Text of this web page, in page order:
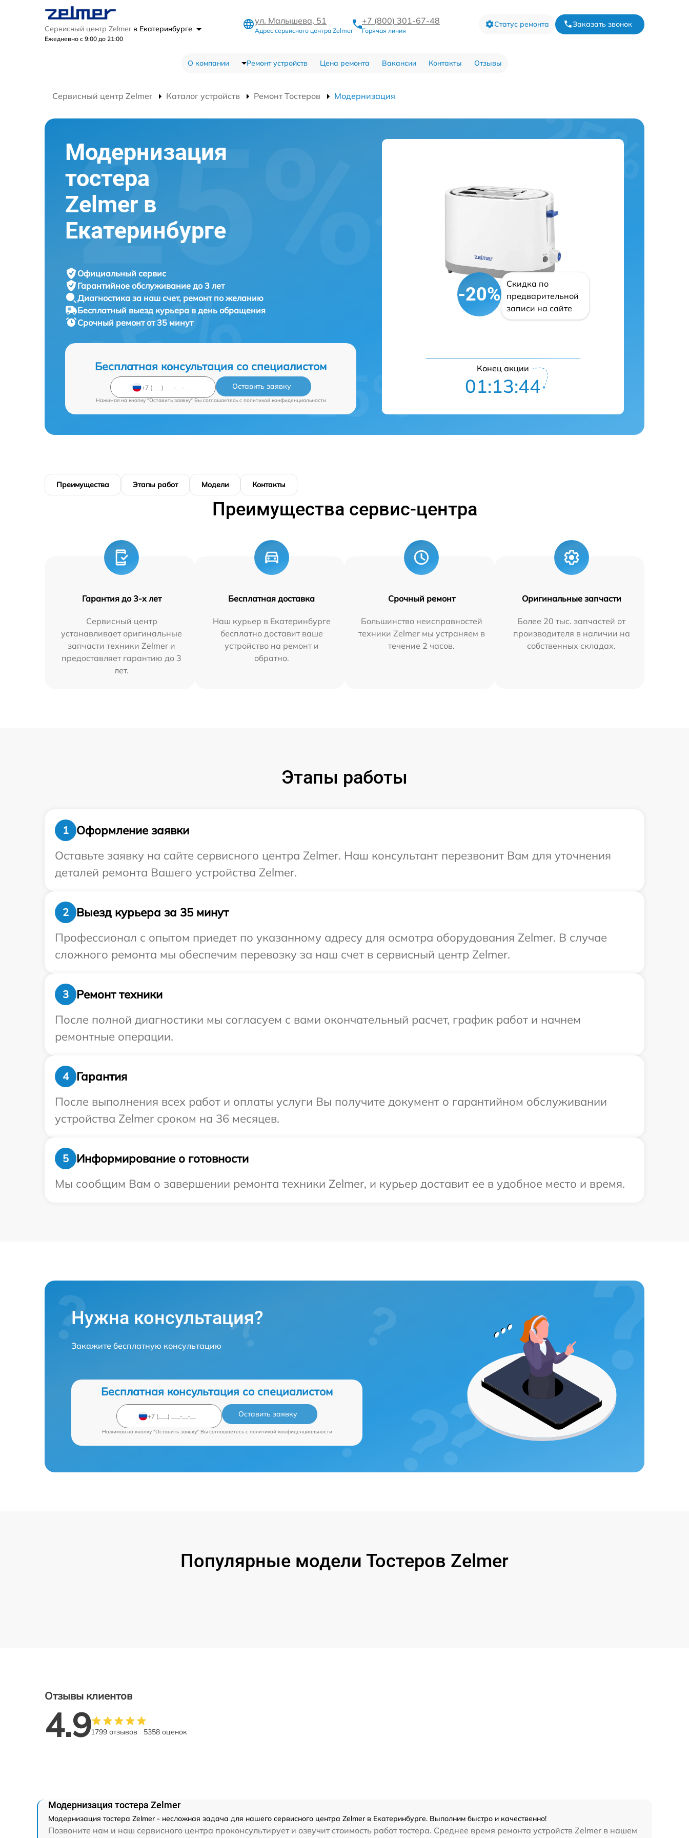
Сервисный центр Zelmer в Екатеринбурге
Ежедневно с 9:00 до 21:00
ул. Малышева, 51
Адрес сервисного центра Zelmer
+7 (800) 301-67-48
Горячая линия
Статус ремонта Заказать звонок
О компании Ремонт устройств Цена ремонта Вакансии Контакты Отзывы
Сервисный центр Zelmer Каталог устройств Ремонт Тостеров Модернизация
Модернизация
тостера
Zelmer в
Екатеринбурге
Официальный сервис
Гарантийное обслуживание до 3 лет
Диагностика за наш счет, ремонт по желанию
Бесплатный выезд курьера в день обращения
Срочный ремонтот 35 минут
Бесплатная консультация со специалистом
Оставить заявку
Нажимая на кнопку "Оставить заявку" Вы соглашаетесь c политикой конфиденциальности
-20%
Скидка по
предварительной
записи на сайте
Конец акции
01:13:43
Преимущества Этапы работ Модели Контакты
Преимущества сервис-центра
Гарантия до 3-х лет
Сервисный центр
устанавливает оригинальные
запчасти техники Zelmer и
предоставляет гарантию до 3
лет.
Бесплатная доставка
Наш курьер в Екатеринбурге
бесплатно доставит ваше
устройство на ремонт и
обратно.
Срочный ремонт
Большинство неисправностей
техники Zelmer мы устраняем в
течение 2 часов.
Оригинальные запчасти
Более 20 тыс. запчастей от
производителя в наличии на
собственных складах.
Этапы работы
1
Оформление заявки
Оставьте заявку на сайте сервисного центра Zelmer. Наш консультант перезвонит Вам для уточнения
деталей ремонта Вашего устройства Zelmer.
2
Выезд курьера за 35 минут
Профессионал с опытом приедет по указанному адресу для осмотра оборудования Zelmer. В случае
сложного ремонта мы обеспечим перевозку за наш счет в сервисный центр Zelmer.
3
Ремонт техники
После полной диагностики мы согласуем с вами окончательный расчет, график работ и начнем
ремонтные операции.
4
Гарантия
После выполнения всех работ и оплаты услуги Вы получите документ о гарантийном обслуживании
устройства Zelmer сроком на 36 месяцев.
5
Информирование о готовности
Мы сообщим Вам о завершении ремонта техники Zelmer, и курьер доставит ее в удобное место и время.
Нужна консультация?
Закажите бесплатную консультацию
Бесплатная консультация со специалистом
Оставить заявку
Нажимая на кнопку "Оставить заявку" Вы соглашаетесь c политикой конфиденциальности
Популярные модели Тостеров Zelmer
Отзывы клиентов
4.91799 отзывов 5358 оценок
Модернизация тостера Zelmer
Модернизация тостера Zelmer - несложная задача для нашего сервисного центра Zelmer в Екатеринбурге. Выполним быстро и качественно!
Позвоните нам и наш сервисного центра проконсультирует и озвучит стоимость работ тостера. Среднее время ремонта устройств Zelmer в нашем